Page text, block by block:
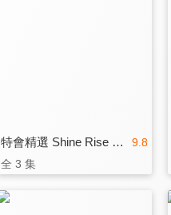
9.8
特會精選 Shine Rise and GO
全 3 集